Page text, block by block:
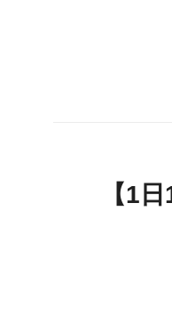
【1